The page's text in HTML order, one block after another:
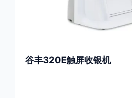
谷丰320E触屏收银机